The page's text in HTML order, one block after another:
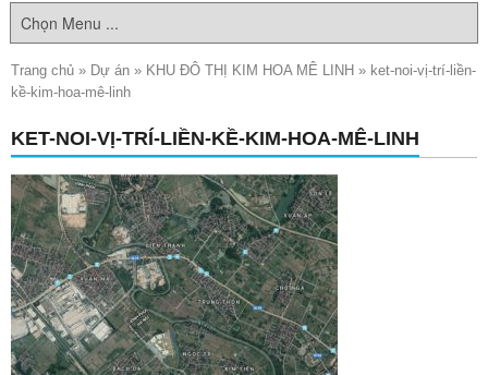
Trang chủ » Dự án » KHU ĐÔ THỊ KIM HOA MÊ LINH » ket-noi-vị-trí-liền-
kề-kim-hoa-mê-linh
KET-NOI-VỊ-TRÍ-LIỀN-KỀ-KIM-HOA-MÊ-LINH